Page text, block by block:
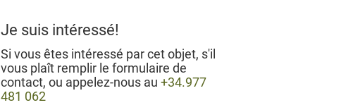
Je suis intéressé!
Si vous êtes intéressé par cet objet, s'il
vous plaît remplir le formulaire de
contact, ou appelez-nous au+34.977
481 062